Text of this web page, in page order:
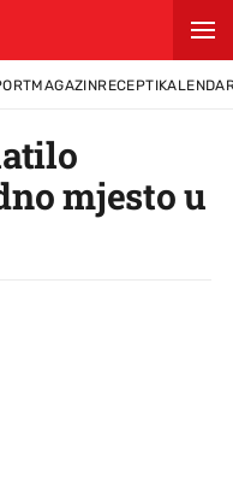
MAGAZINRECEPTI
mjesto u